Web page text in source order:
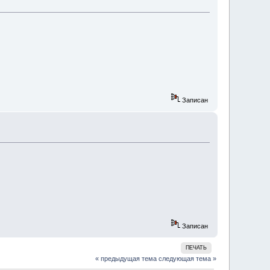
Записан
Записан
ПЕЧАТЬ
« предыдущая тема следующая тема »